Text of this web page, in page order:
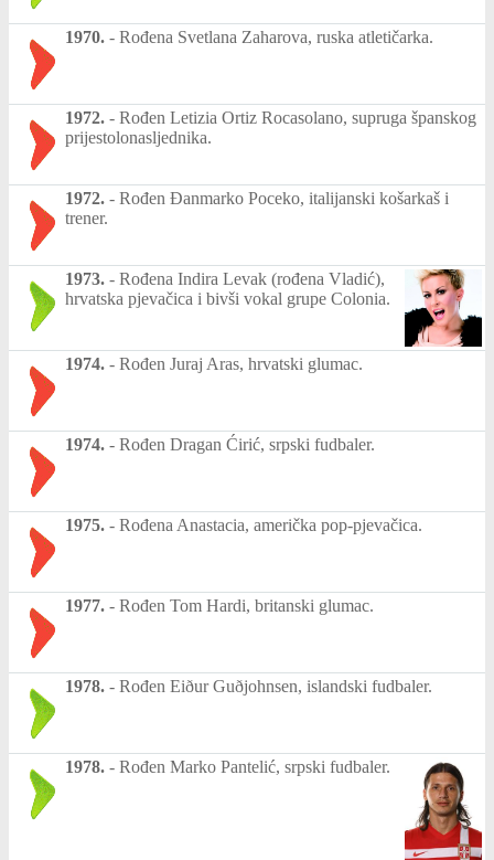
1970. - Rođena Svetlana Zaharova, ruska atletičarka.
1972. - Rođen Letizia Ortiz Rocasolano, supruga španskog
prijestolonasljednika.
1972. - Rođen Đanmarko Poceko, italijanski košarkaš i
trener.
1973. - Rođena Indira Levak (rođena Vladić),
hrvatska pjevačica i bivši vokal grupe Colonia.
1974. - Rođen Juraj Aras, hrvatski glumac.
1974. - Rođen Dragan Ćirić, srpski fudbaler.
1975. - Rođena Anastacia, američka pop-pjevačica.
1977. - Rođen Tom Hardi, britanski glumac.
1978. - Rođen Eiður Guðjohnsen, islandski fudbaler.
1978. - Rođen Marko Pantelić, srpski fudbaler.